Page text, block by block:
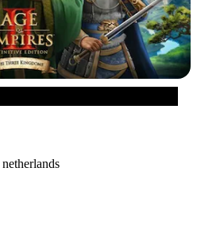
netherlands